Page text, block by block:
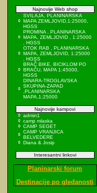
Najnovije Web shop
SVILAJA, PLANINARSKA
MAPA ZEMLJOVID,1:25000,
HGSS
PROMINA , PLANINARSKA
MAPA, ZEMLJOVID , 1:25000
, HGSS
OTOK RAB , PLANINARSKA
MAPA, ZEMLJOVID, 1:25000
, HGSS
BRAČ BIKE, BICIKLOM PO
BRAČU, MAPA 1:45000,
HGSS
DINARA-TROGLAVSKA
SKUPINA-ZAPAD
,PLANINARSKA
MAPA,1:25000
Najnovije kampovi
admin1
camp mlaska
CAMP SEGET
CAMP VRANJICA
BELVEDERE
Diana & Josip
Interesantni linkovi
Planinarski forum
Destinacije po gledanosti